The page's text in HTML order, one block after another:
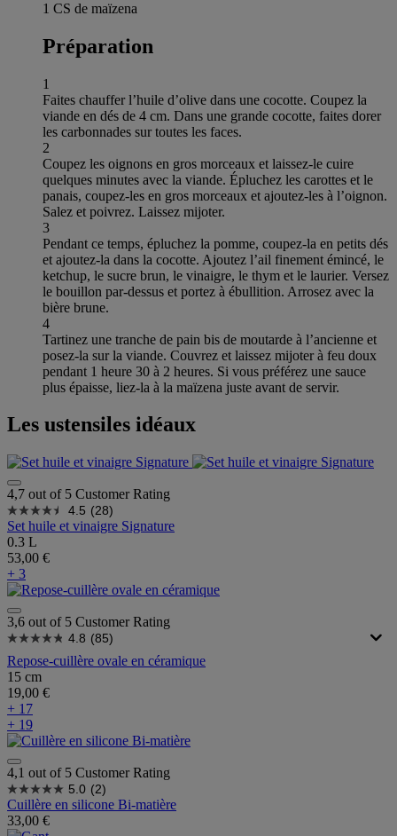
1 CS de maïzena
Préparation
1
Faites chauffer l’huile d’olive dans une cocotte. Coupez la
viande en dés de 4 cm. Dans une grande cocotte, faites dorer
les carbonnades sur toutes les faces.
2
Coupez les oignons en gros morceaux et laissez-le cuire
quelques minutes avec la viande. Épluchez les carottes et le
panais, coupez-les en gros morceaux et ajoutez-les à l’oignon.
Salez et poivrez. Laissez mijoter.
3
Pendant ce temps, épluchez la pomme, coupez-la en petits dés
et ajoutez-la dans la cocotte. Ajoutez l’ail finement émincé, le
ketchup, le sucre brun, le vinaigre, le thym et le laurier. Versez
le bouillon par-dessus et portez à ébullition. Arrosez avec la
bière brune.
4
Tartinez une tranche de pain bis de moutarde à l’ancienne et
posez-la sur la viande. Couvrez et laissez mijoter à feu doux
pendant 1 heure 30 à 2 heures. Si vous préférez une sauce
plus épaisse, liez-la à la maïzena juste avant de servir.
Les ustensiles idéaux
4,7 out of 5 Customer Rating
4.5 (28)
Set huile et vinaigre Signature
0.3 L
53,00 €
+ 3
3,6 out of 5 Customer Rating
4.8 (85)
Repose-cuillère ovale en céramique
15 cm
19,00 €
+ 17
+ 19
4,1 out of 5 Customer Rating
5.0 (2)
Cuillère en silicone Bi-matière
33,00 €